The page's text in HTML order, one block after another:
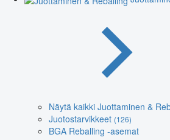
Näytä kaikki Juottaminen &
Juotostarvikkeet (126)
BGA Reballing -asemat